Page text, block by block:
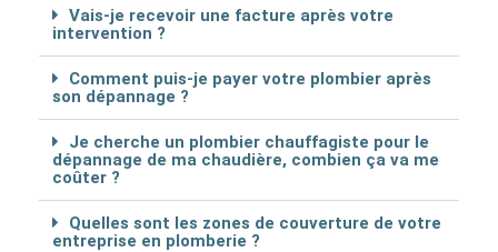
Vais-je recevoir une facture après votre
intervention ?
Comment puis-je payer votre plombier après
son dépannage ?
Je cherche un plombier chauffagiste pour le
dépannage de ma chaudière, combien ça va me
coûter ?
Quelles sont les zones de couverture de votre
entreprise en plomberie ?